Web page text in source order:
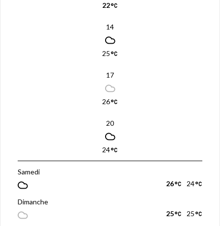
22
14
25
17
26
20
24
Samedi
24
26
Dimanche
25
25